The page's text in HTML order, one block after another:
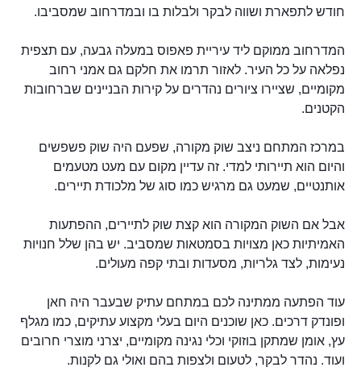
חודש לתפארת ושווה לבקר ולבלות בו ובמדרחוב שמסביבו.
המדרחוב ממוקם ליד עיריית פאפוס במעלה גבעה, עם תצפית
נפלאה על כל העיר. לאזור תרמו את חלקם גם אמני רחוב
מקומיים, שציירו ציורים נהדרים על קירות הבניינים שברחובות
הקטנים.
במרכז המתחם ניצב שוק מקורה, שפעם היה שוק פשפשים
והיום הוא תיירותי למדי. זה עדיין מקום עם מעט מטעמים
אותנטיים, שמעט גם מרגיש כמו סוג של מלכודת תיירים.
אבל אם השוק המקורה הוא קצת שוק לתיירים, ההפתעות
האמיתיות כאן מצויות בסמטאות שמסביב. יש בהן שלל חנויות
נעימות, לצד גלריות, מסעדות ובתי קפה מעולים.
עוד הפתעה ממתינה לכם במתחם עתיק שבעבר היה חאן
ופונדק דרכים. כאן שוכנים היום בעלי מקצוע עתיקים, כמו מגלף
עץ, אומן שמתקן בוזוקי וכלי נגינה מקומיים, יצרני מוצרי חרובים
ועוד. נהדר לבקר, לטעום ולצפות בהם ואולי גם לקנות.